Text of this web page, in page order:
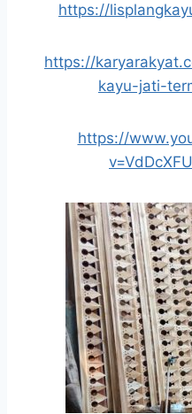
https://
https://
kayu-jati-
https://